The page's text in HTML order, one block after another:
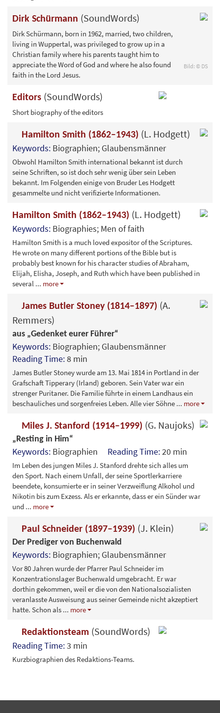
Bild: © DS
Dirk Schürmann (SoundWords)
Dirk Schürmann, born in 1962, married, two children,
living in Wuppertal, was privileged to grow up in a
Christian family where his parents taught him to
appreciate the Word of God and where he also found
faith in the Lord Jesus.
Editors (SoundWords)
Short biography of the editors
Hamilton Smith (1862–1943) (L. Hodgett)
Keywords: Biographien; Glaubensmänner
Obwohl Hamilton Smith international bekannt ist durch
seine Schriften, so ist doch sehr wenig über sein Leben
bekannt. Im Folgenden einige von Bruder Les Hodgett
gesammelte und nicht verifizierte Informationen.
Hamilton Smith (1862–1943) (L. Hodgett)
Keywords: Biographies; Men of faith
Hamilton Smith is a much loved expositor of the Scriptures.
He wrote on many different portions of the Bible but is
probably best known for his character studies of Abraham,
Elijah, Elisha, Joseph, and Ruth which have been published in
several ... more
James Butler Stoney (1814–1897) (A.
Remmers)
aus „Gedenket eurer Führer“
Keywords: Biographien; Glaubensmänner
Reading Time:8 min
James Butler Stoney wurde am 13. Mai 1814 in Portland in der
Grafschaft Tipperary (Irland) geboren. Sein Vater war ein
strenger Puritaner. Die Familie führte in einem Landhaus ein
beschauliches und sorgenfreies Leben. Alle vier Söhne ... more
Miles J. Stanford (1914–1999) (G. Naujoks)
„Resting in Him“
Keywords: Biographien Reading Time:20 min
Im Leben des jungen Miles J. Stanford drehte sich alles um
den Sport. Nach einem Unfall, der seine Sportlerkarriere
beendete, konsumierte er in seiner Verzweiflung Alkohol und
Nikotin bis zum Exzess. Als er erkannte, dass er ein Sünder war
und ... more
Paul Schneider (1897–1939) (J. Klein)
Der Prediger von Buchenwald
Keywords: Biographien; Glaubensmänner
Vor 80 Jahren wurde der Pfarrer Paul Schneider im
Konzentrationslager Buchenwald umgebracht. Er war
dorthin gekommen, weil er die von den Nationalsozialisten
veranlasste Ausweisung aus seiner Gemeinde nicht akzeptiert
hatte. Schon als ... more
Redaktionsteam (SoundWords)
Reading Time:3 min
Kurzbiographien des Redaktions-Teams.